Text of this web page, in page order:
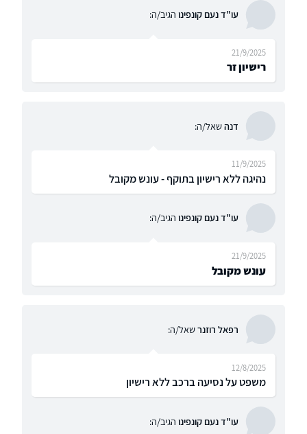
עו"ד נעם קונפינו הגיב/ה:
רישיון זר
21/9/2025
דנהשאל/ה:
נהיגה ללא רישיון בתוקף - עונש מקובל
11/9/2025
עו"ד נעם קונפינו הגיב/ה:
עונש מקובל
21/9/2025
רפאל רוזנרשאל/ה:
משפט על נסיעה ברכב ללא רישיון
12/8/2025
עו"ד נעם קונפינו הגיב/ה: